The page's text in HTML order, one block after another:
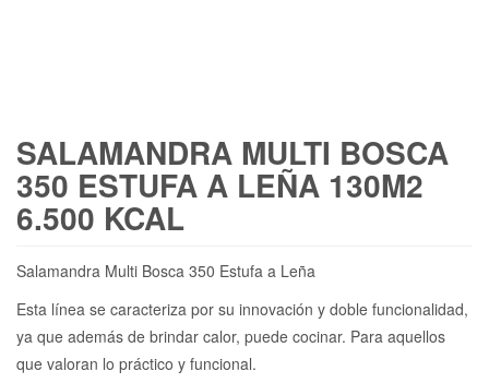
SALAMANDRA MULTI BOSCA
350 ESTUFA A LEÑA 130M2
6.500 KCAL
Salamandra Multi Bosca 350 Estufa a Leña
Esta línea se caracteriza por su innovación y doble funcionalidad,
ya que además de brindar calor, puede cocinar. Para aquellos
que valoran lo práctico y funcional.